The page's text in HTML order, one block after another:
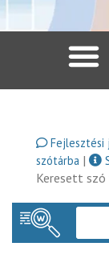
Fejlesztési
szótárba |
Keresett szó